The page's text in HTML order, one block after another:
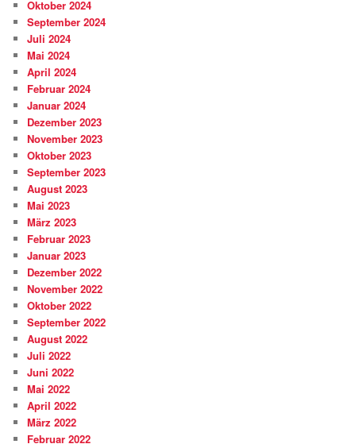
Oktober 2024
September 2024
Juli 2024
Mai 2024
April 2024
Februar 2024
Januar 2024
Dezember 2023
November 2023
Oktober 2023
September 2023
August 2023
Mai 2023
März 2023
Februar 2023
Januar 2023
Dezember 2022
November 2022
Oktober 2022
September 2022
August 2022
Juli 2022
Juni 2022
Mai 2022
April 2022
März 2022
Februar 2022